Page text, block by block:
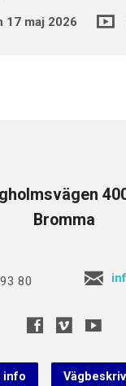
17 maj 2026
Bromma
80
info